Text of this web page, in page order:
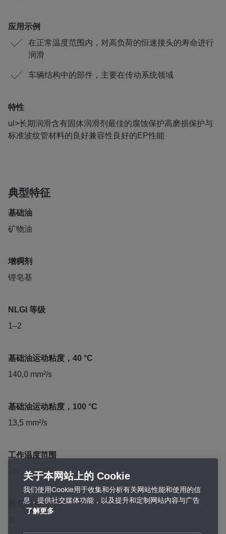
应用示例
在正常温度范围内，对高负荷的恒速接头的寿命进行
润滑
车辆结构中的部件，主要在传动系统领域
特性
ul>长期润滑含有固体润滑剂最佳的腐蚀保护高磨损保护与
标准波纹管材料的良好兼容性良好的EP性能
典型特征
基础油
矿物油
增稠剂
锂皂基
NLGI 等级
1–2
基础油运动粘度，40 °C
140,0 mm²/s
基础油运动粘度，100 °C
13,5 mm²/s
工作温度范围
-35 – 130 °C
颜色/外观
关于本网站上的 Cookie
我们使用Cookie用于收集和分析有关网站性能和使用的信
息，提供社交媒体功能，以及提升和定制网站内容与广告
了解更多